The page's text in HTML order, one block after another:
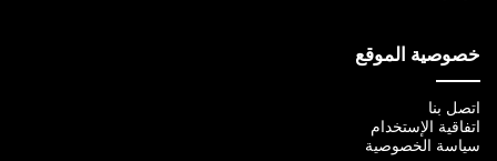
خصوصية الموقع
اتصل بنا
اتفاقية الإستخدام
سياسة الخصوصية